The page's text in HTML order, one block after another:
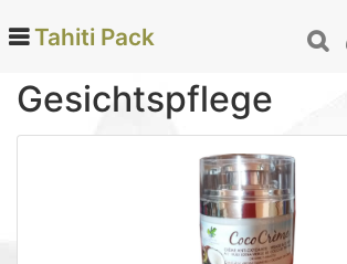
Categories
Tahiti Pack
Gesichtspflege